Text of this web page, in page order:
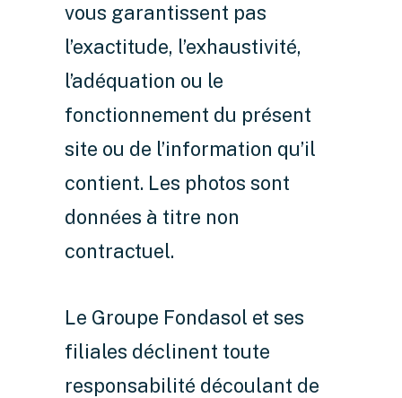
vous garantissent pas
l’exactitude, l’exhaustivité,
l’adéquation ou le
fonctionnement du présent
site ou de l’information qu’il
contient. Les photos sont
données à titre non
contractuel.
Le Groupe Fondasol et ses
filiales déclinent toute
responsabilité découlant de